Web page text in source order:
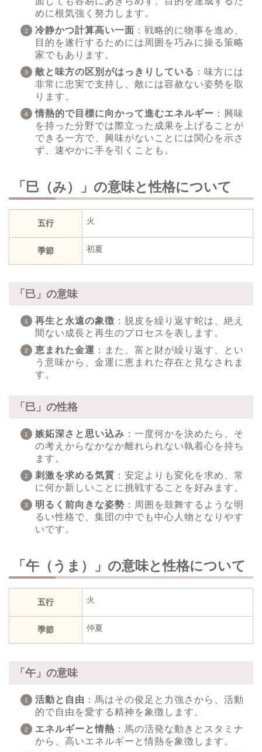
めに根気強く努力します。
冷静かつ計算高い一面 ：戦略的に物事を進め、
目的を遂行するためには周囲を巧みに操る策略
家でもあります。
敵と味方の区別がはっきりしている ：味方には
非常に忠実で支持し、敵には容赦ない姿勢を取
ります。
情熱的で目標に向かって進むエネルギー ：興味
を持った分野では際立った成果を上げることが
できる一方で、興味がないことには関心を示さ
ず、速やかに手を引くことも。
「巳（み）」の意味と性格について
五行 火
季節 初夏
「巳」の意味
再生と永遠の象徴 ：脱皮を繰り返す蛇は、絶え
間ない成長と再生のプロセスを表します。
恵まれた金運 ：また、富と財が繰り返す、とい
う意味から、金運に恵まれた存在と見なされま
す。
「巳」の性格
嫉妬深さと思い込み ：一度何かを決めたら、そ
の考えからなかなか離れられない執着心を持ち
ます。
刺激を求める気質 ：安定よりも変化を求め、常
に何か新しいことに挑戦することを好みます。
明るく前向きな姿勢 ：周囲を鼓舞するような明
るい性格で、集団の中でも中心人物となりやす
いです。
「午（うま）」の意味と性格について
五行 火
季節 仲夏
「午」の意味
活動と自由 ：馬はその俊足と力強さから、活動
的で自由を愛する精神を象徴します。
エネルギーと情熱 ：馬の活発な動きとスタミナ
から、高いエネルギーと情熱を象徴します。